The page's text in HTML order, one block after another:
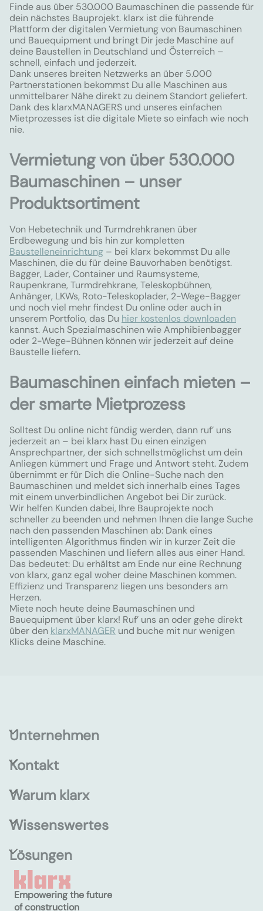
Finde aus über 530.000 Baumaschinen die passende für
dein nächstes Bauprojekt. klarx ist die führende
Plattform der digitalen Vermietung von Baumaschinen
und Bauequipment und bringt Dir jede Maschine auf
deine Baustellen in Deutschland und Österreich –
schnell, einfach und jederzeit.
Dank unseres breiten Netzwerks an über 5.000
Partnerstationen bekommst Du alle Maschinen aus
unmittelbarer Nähe direkt zu deinem Standort geliefert.
Dank des klarxMANAGERS und unseres einfachen
Mietprozesses ist die digitale Miete so einfach wie noch
nie.
Vermietung von über 530.000
Baumaschinen – unser
Produktsortiment
Von Hebetechnik und Turmdrehkranen über
Erdbewegung und bis hin zur kompletten
Baustelleneinrichtung – bei klarx bekommst Du alle
Maschinen, die du für deine Bauvorhaben benötigst.
Bagger, Lader, Container und Raumsysteme,
Raupenkrane, Turmdrehkrane, Teleskopbühnen,
Anhänger, LKWs, Roto-Teleskoplader, 2-Wege-Bagger
und noch viel mehr findest Du online oder auch in
unserem Portfolio, das Du hier kostenlos downloaden
kannst. Auch Spezialmaschinen wie Amphibienbagger
oder 2-Wege-Bühnen können wir jederzeit auf deine
Baustelle liefern.
Baumaschinen einfach mieten –
der smarte Mietprozess
Solltest Du online nicht fündig werden, dann ruf’ uns
jederzeit an – bei klarx hast Du einen einzigen
Ansprechpartner, der sich schnellstmöglichst um dein
Anliegen kümmert und Frage und Antwort steht. Zudem
übernimmt er für Dich die Online-Suche nach den
Baumaschinen und meldet sich innerhalb eines Tages
mit einem unverbindlichen Angebot bei Dir zurück.
Wir helfen Kunden dabei, Ihre Bauprojekte noch
schneller zu beenden und nehmen Ihnen die lange Suche
nach den passenden Maschinen ab: Dank eines
intelligenten Algorithmus finden wir in kurzer Zeit die
passenden Maschinen und liefern alles aus einer Hand.
Das bedeutet: Du erhältst am Ende nur eine Rechnung
von klarx, ganz egal woher deine Maschinen kommen.
Effizienz und Transparenz liegen uns besonders am
Herzen.
Miete noch heute deine Baumaschinen und
Bauequipment über klarx! Ruf’ uns an oder gehe direkt
über den klarxMANAGER und buche mit nur wenigen
Klicks deine Maschine.
Unternehmen
Kontakt
Warum klarx
Wissenswertes
Lösungen
Empowering the future
of construction